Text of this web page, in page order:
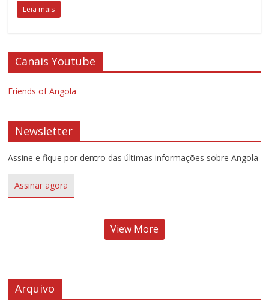
Leia mais
Canais Youtube
Friends of Angola
Newsletter
Assine e fique por dentro das últimas informações sobre Angola
Assinar agora
View More
Arquivo